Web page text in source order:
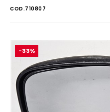
COD.710807
-33%